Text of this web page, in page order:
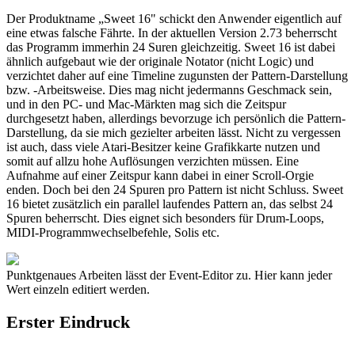
Der Produktname „Sweet 16" schickt den Anwender eigentlich auf
eine etwas falsche Fährte. In der aktuellen Version 2.73 beherrscht
das Programm immerhin 24 Suren gleichzeitig. Sweet 16 ist dabei
ähnlich aufgebaut wie der originale Notator (nicht Logic) und
verzichtet daher auf eine Timeline zugunsten der Pattern-Darstellung
bzw. -Arbeitsweise. Dies mag nicht jedermanns Geschmack sein,
und in den PC- und Mac-Märkten mag sich die Zeitspur
durchgesetzt haben, allerdings bevorzuge ich persönlich die Pattern-
Darstellung, da sie mich gezielter arbeiten lässt. Nicht zu vergessen
ist auch, dass viele Atari-Besitzer keine Grafikkarte nutzen und
somit auf allzu hohe Auflösungen verzichten müssen. Eine
Aufnahme auf einer Zeitspur kann dabei in einer Scroll-Orgie
enden. Doch bei den 24 Spuren pro Pattern ist nicht Schluss. Sweet
16 bietet zusätzlich ein parallel laufendes Pattern an, das selbst 24
Spuren beherrscht. Dies eignet sich besonders für Drum-Loops,
MIDI-Programmwechselbefehle, Solis etc.
Punktgenaues Arbeiten lässt der Event-Editor zu. Hier kann jeder
Wert einzeln editiert werden.
Erster Eindruck